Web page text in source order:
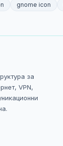
gnome icon
за
VPN,